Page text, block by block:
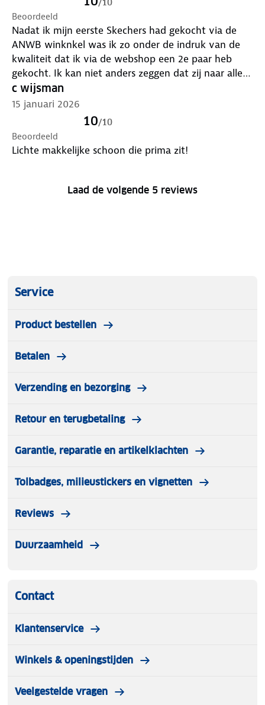
/10
Beoordeeld
Nadat ik mijn eerste Skechers had gekocht via de
ANWB winknkel was ik zo onder de indruk van de
kwaliteit dat ik via de webshop een 2e paar heb
gekocht. Ik kan niet anders zeggen dat zij naar alle
tevredenheid voldoen. Het lopen op luchtkussens
geeft zulk een zacht gevoel aan de voeten alsof je
c wijsman
15 januari 2026
10/10
Beoordeeld
Lichte makkelijke schoon die prima zit!
Laad de volgende 5 reviews
Service
Product bestellen
Betalen
Verzending en bezorging
Retour en terugbetaling
Garantie, reparatie en artikelklachten
Tolbadges, milieustickers en vignetten
Reviews
Duurzaamheid
Contact
Klantenservice
Winkels & openingstijden
Veelgestelde vragen